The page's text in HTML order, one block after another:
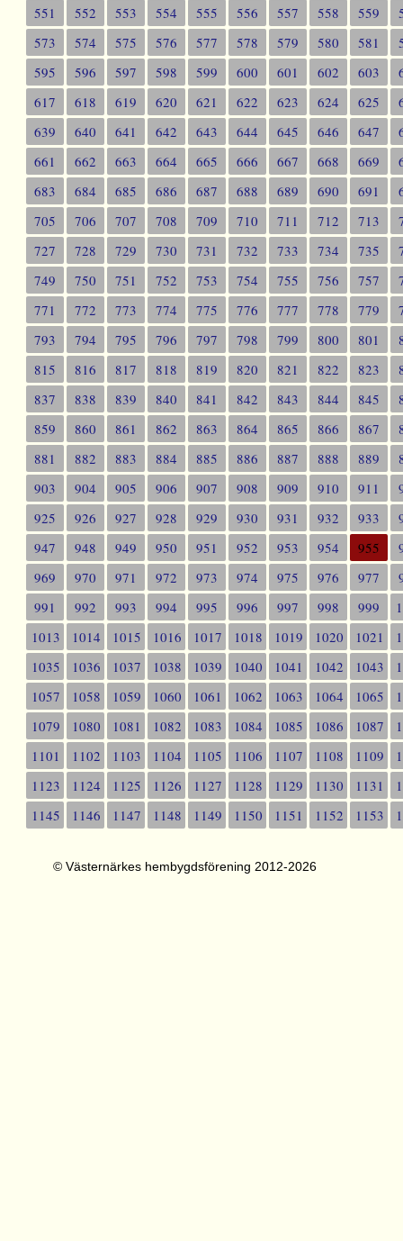
551
552 553 554 555 556 557 558 559
573
574 575 576 577 578 579 580 581
595
596 597 598 599 600 601 602 603
617
618 619 620 621 622 623 624 625
639
640 641 642 643 644 645 646 647
661
662 663 664 665 666 667 668 669
683
684 685 686 687 688 689 690 691
705
706 707 708 709 710 711 712 713
727
728 729 730 731 732 733 734 735
749
750 751 752 753 754 755 756 757
771
772 773 774 775 776 777 778 779
793
794 795 796 797 798 799 800 801
815
816 817 818 819 820 821 822 823
837
838 839 840 841 842 843 844 845
859
860 861 862 863 864 865 866 867
881
882 883 884 885 886 887 888 889
903
904 905 906 907 908 909 910 911
925
926 927 928 929 930 931 932 933
947
948 949 950 951 952 953 954 955
969
970 971 972 973 974 975 976 977
991
992 993 994 995 996 997 998 999
1013
1014 1015 1016 1017 1018 1019 1020 1021
1035
1036 1037 1038 1039 1040 1041 1042 1043
1057
1058 1059 1060 1061 1062 1063 1064 1065
1079
1080 1081 1082 1083 1084 1085 1086 1087
1101
1102 1103 1104 1105 1106 1107 1108 1109
1123
1124 1125 1126 1127 1128 1129 1130 1131
1145
1146 1147 1148 1149 1150 1151 1152 1153
© Västernärkes hembygdsförening 2012-2026